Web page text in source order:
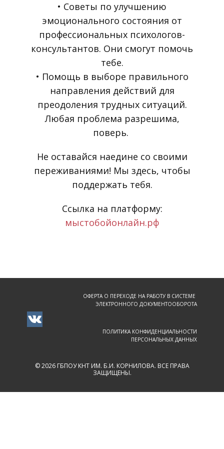
• Советы по улучшению
эмоционального состояния от
профессиональных психологов-
консультантов. Они смогут помочь
тебе.
• Помощь в выборе правильного
направления действий для
преодоления трудных ситуаций.
Любая проблема разрешима,
поверь.
Не оставайся наедине со своими
переживаниями! Мы здесь, чтобы
поддержать тебя.
Ссылка на платформу:
мыстобойонлайн.рф
ОФЕРТА О ПЕРЕХОДЕ НА РАБОТУ В СИСТЕМЕ
ЭЛЕКТРОННОГО ДОКУМЕНТООБОРОТА
ПОЛИТИКА КОНФИДЕНЦИАЛЬНОСТИ
ПЕРСОНАЛЬНЫХ ДАННЫХ
© 2026 ГБПОУ КНТ ИМ. Б.И. КОРНИЛОВА. ВСЕ ПРАВА
ЗАЩИЩЕНЫ.